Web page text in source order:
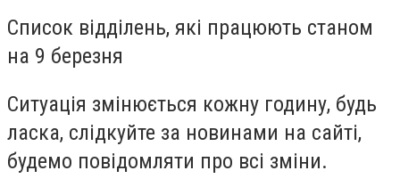
Список відділень, які працюють станом
на 9 березня
Ситуація змінюється кожну годину, будь
ласка, слідкуйте за новинами на сайті,
будемо повідомляти про всі зміни.